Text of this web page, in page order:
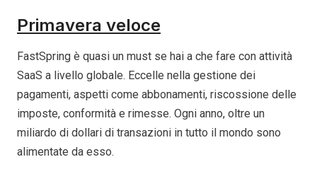
Primavera veloce
FastSpring è quasi un must se hai a che fare con attività
SaaS a livello globale. Eccelle nella gestione dei
pagamenti, aspetti come abbonamenti, riscossione delle
imposte, conformità e rimesse. Ogni anno, oltre un
miliardo di dollari di transazioni in tutto il mondo sono
alimentate da esso.